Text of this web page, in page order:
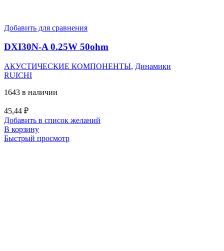
Добавить для сравнения
DXI30N-A 0.25W 50ohm
АКУСТИЧЕСКИЕ КОМПОНЕНТЫ, Динамики
RUICHI
1643 в наличии
45,44 ₽
Добавить в список желаний
В корзину
Быстрый просмотр